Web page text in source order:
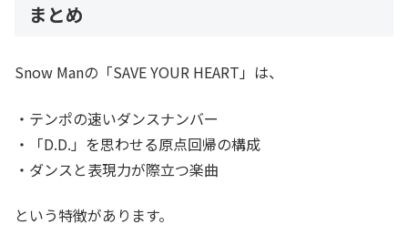
まとめ
Snow Manの「SAVE YOUR HEART」は、
・テンポの速いダンスナンバー
・「D.D.」を思わせる原点回帰の構成
・ダンスと表現力が際立つ楽曲
という特徴があります。